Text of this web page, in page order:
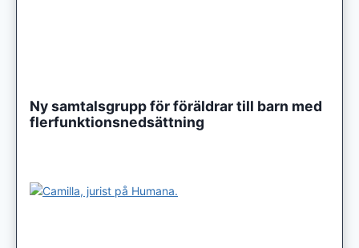
Ny samtalsgrupp för föräldrar till barn med
flerfunktionsnedsättning